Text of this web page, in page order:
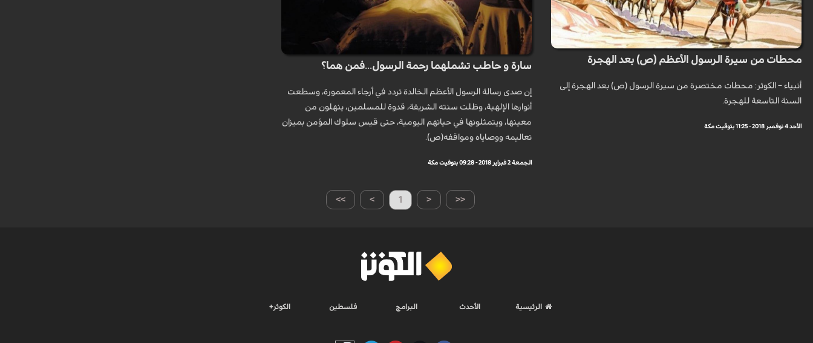
محطات من سيرة الرسول الأعظم (ص) بعد الهجرة
أنبياء – الكوثر: محطات مختصرة من سيرة الرسول (ص) بعد الهجرة إلى
السنة التاسعة للهجرة.
الأحد 4 نوفمبر 2018 - 11:25 بتوقيت مكة
سارة و حاطب تشملهما رحمة الرسول...فمن هما؟
إن صدى رسالة الرسول الأعظم الخالدة تردد في أرجاء المعمورة، وسطعت
أنوارها الإلهية، وظلت سنته الشريفة، قدوة للمسلمين، ينهلون من
معينها، ويتمثلونها في حياتهم اليومية، حتى قيس سلوك المؤمن بميزان
تعاليمه ووصاياه ومواقفه(ص).
الجمعة 2 فبراير 2018 - 09:28 بتوقيت مكة
>> > 1 < <<
الرئيسية الأحدث البرامج فلسطين الكوثر+